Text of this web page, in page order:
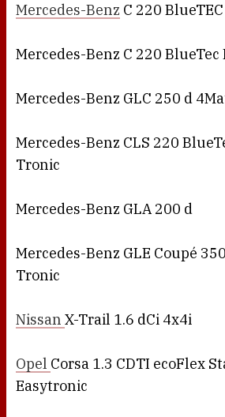
Mercedes-Benz C 220 BlueTEC
Mercedes-Benz C 220 BlueTec
Mercedes-Benz GLC 250 d
Mercedes-Benz CLS 220
Tronic
Mercedes-Benz GLA 200 d
Mercedes-Benz GLE Coupé
Tronic
Nissan X-Trail 1.6 dCi 4x4i
Opel Corsa 1.3 CDTI ecoFlex
Easytronic